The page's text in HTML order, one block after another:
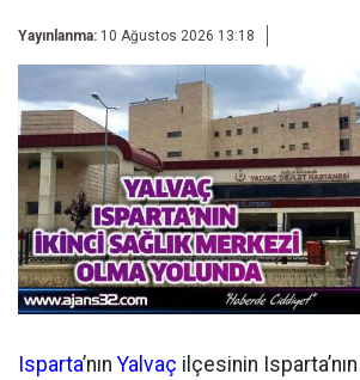
Yayınlanma: 10 Ağustos 2026 13:18
Isparta’nınYalvaç ilçesinin